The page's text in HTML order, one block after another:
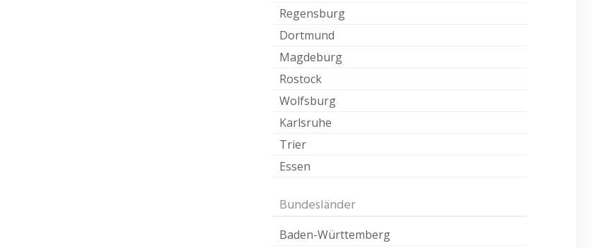
Regensburg
Dortmund
Magdeburg
Rostock
Wolfsburg
Karlsruhe
Trier
Essen
Bundesländer
Baden-Württemberg